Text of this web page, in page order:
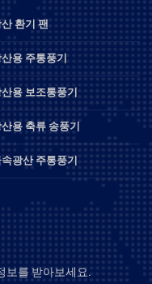
환기 팬
용 주통풍기
용 보조통풍기
용 축류 송풍기
광산 주통풍기
보를 받아보세요.